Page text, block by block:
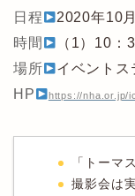
日程
2020年10
時間
（1）10
場所
イベントス
HP
https://nha.or.jp/
「トーマ
撮影会は